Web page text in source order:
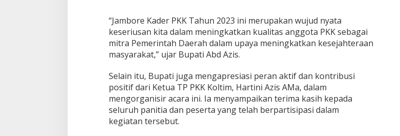
“Jambore Kader PKK Tahun 2023 ini merupakan wujud nyata
keseriusan kita dalam meningkatkan kualitas anggota PKK sebagai
mitra Pemerintah Daerah dalam upaya meningkatkan kesejahteraan
masyarakat,” ujar Bupati Abd Azis.
Selain itu, Bupati juga mengapresiasi peran aktif dan kontribusi
positif dari Ketua TP PKK Koltim, Hartini Azis AMa, dalam
mengorganisir acara ini. Ia menyampaikan terima kasih kepada
seluruh panitia dan peserta yang telah berpartisipasi dalam
kegiatan tersebut.